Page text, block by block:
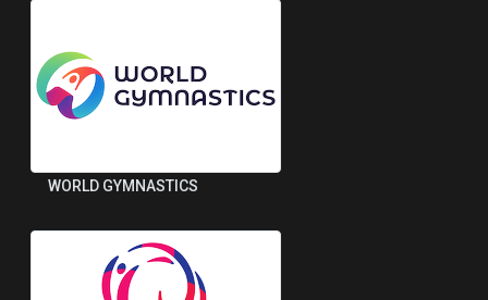
WORLD GYMNASTICS